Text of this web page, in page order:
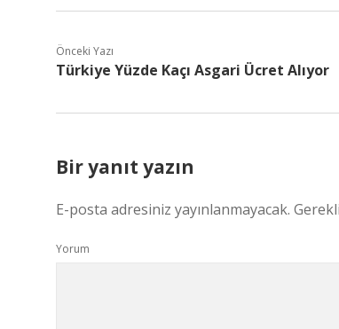
Önceki Yazı
Türkiye Yüzde Kaçı Asgari Ücret Alıyor
Bir yanıt yazın
E-posta adresiniz yayınlanmayacak.
Yorum